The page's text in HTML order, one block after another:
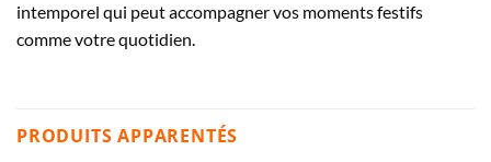
intemporel qui peut accompagner vos moments festifs
comme votre quotidien.
PRODUITS APPARENTÉS